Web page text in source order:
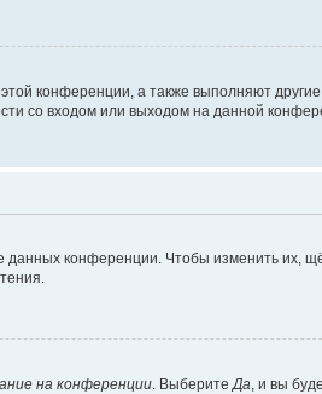
конференции, а также выполняют
со входом или выходом на данной
конференции. Чтобы изменить их,
на конференции . Выберите Да , и вы